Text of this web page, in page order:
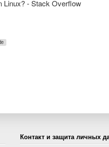
Linux? - Stack Overflow
Контакт и защита личных